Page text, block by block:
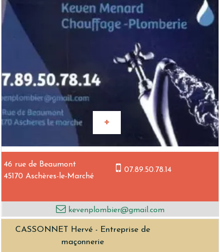
46 rue de Beaumont
45170 Aschères-le-Marché
07.89.50.78.14
kevenplombier@gmail.com
CASSONNET Hervé - Entreprise de
maçonnerie